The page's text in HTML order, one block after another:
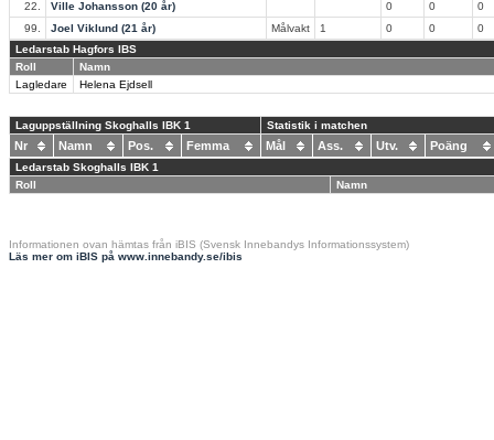
22.
Ville Johansson (20 år) 0 0
0
99.
Joel Viklund (21 år) Målvakt 1 0 0
0
Ledarstab Hagfors IBS
Roll
Namn
Lagledare
Helena Ejdsell
Laguppställning Skoghalls IBK 1 Statistik i matchen
Nr Namn Pos. Femma Mål Ass. Utv. Poäng
Ledarstab Skoghalls IBK 1
Roll
Namn
Informationen ovan hämtas från iBIS (Svensk Innebandys Informationssystem)
Läs mer om iBIS på www.innebandy.se/ibis